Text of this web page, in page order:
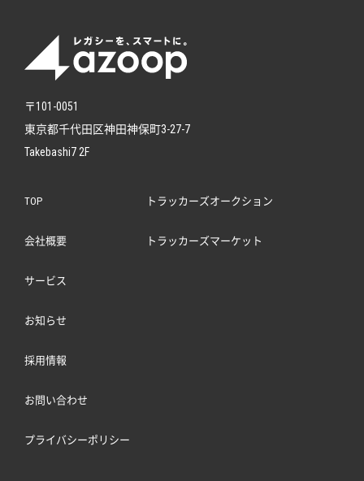
〒101-0051
東京都千代田区神田神保町3-27-7
Takebashi7 2F
TOP
会社概要
サービス
お知らせ
採用情報
お問い合わせ
プライバシーポリシー
トラッカーズオークション
トラッカーズマーケット